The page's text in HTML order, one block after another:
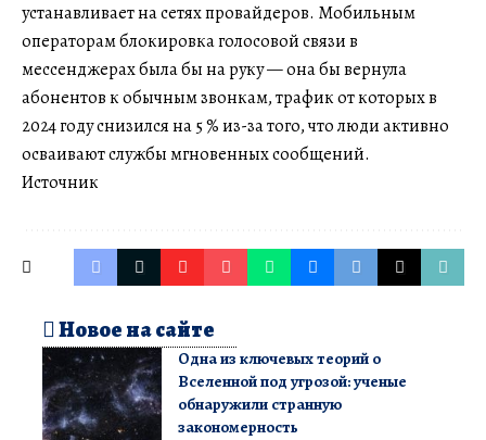
устанавливает на сетях провайдеров. Мобильным
операторам блокировка голосовой связи в
мессенджерах была бы на руку — она бы вернула
абонентов к обычным звонкам, трафик от которых в
2024 году снизился на 5 % из-за того, что люди активно
осваивают службы мгновенных сообщений.
Источник
Новое на сайте
Одна из ключевых теорий о
Вселенной под угрозой: ученые
обнаружили странную
закономерность